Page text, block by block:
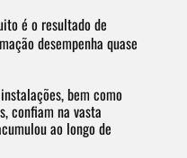
é o resultado de
desempenha quase
bem como
confiam na vasta
ao longo de